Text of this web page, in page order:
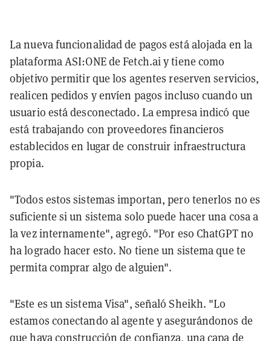
La nueva funcionalidad de pagos está alojada en la
plataforma ASI:ONE de Fetch.ai y tiene como
objetivo permitir que los agentes reserven servicios,
realicen pedidos y envíen pagos incluso cuando un
usuario está desconectado. La empresa indicó que
está trabajando con proveedores financieros
establecidos en lugar de construir infraestructura
propia.
"Todos estos sistemas importan, pero tenerlos no es
suficiente si un sistema solo puede hacer una cosa a
la vez internamente", agregó. "Por eso ChatGPT no
ha logrado hacer esto. No tiene un sistema que te
permita comprar algo de alguien".
"Este es un sistema Visa", señaló Sheikh. "Lo
estamos conectando al agente y asegurándonos de
que haya construcción de confianza, una capa de